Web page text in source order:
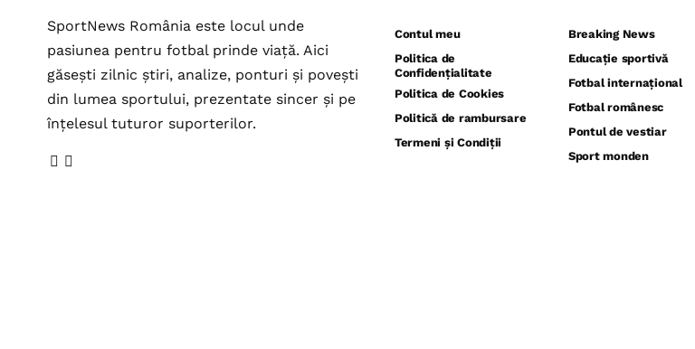
SportNews România este locul unde
pasiunea pentru fotbal prinde viață. Aici
găsești zilnic știri, analize, ponturi și povești
din lumea sportului, prezentate sincer și pe
înțelesul tuturor suporterilor.
Contul meu
Politica de
Confidențialitate
Politica de Cookies
Politică de rambursare
Termeni și Condiții
Breaking News
Educație sportivă
Fotbal internațional
Fotbal românesc
Pontul de vestiar
Sport monden